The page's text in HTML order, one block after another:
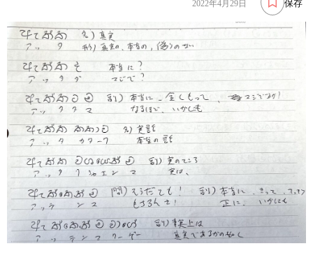
保存
2022年4月29日